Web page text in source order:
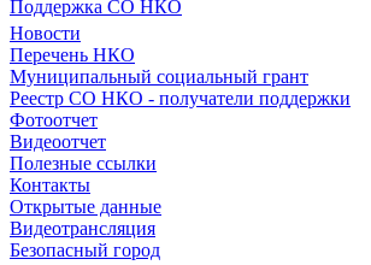
Поддержка СО НКО
Новости
Перечень НКО
Муниципальный социальный грант
Реестр СО НКО - получатели поддержки
Фотоотчет
Видеоотчет
Полезные ссылки
Контакты
Открытые данные
Видеотрансляция
Безопасный город